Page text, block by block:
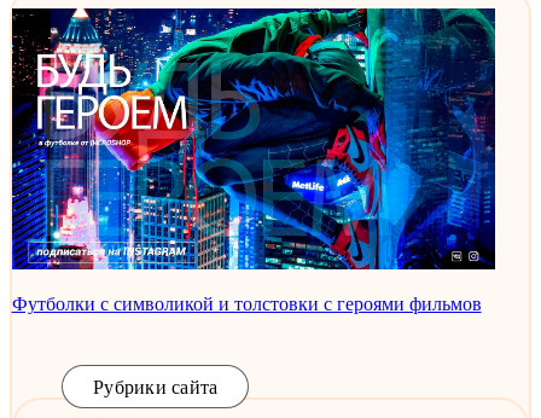
Футболки с символикой и толстовки с героями фильмов
Рубрики сайта